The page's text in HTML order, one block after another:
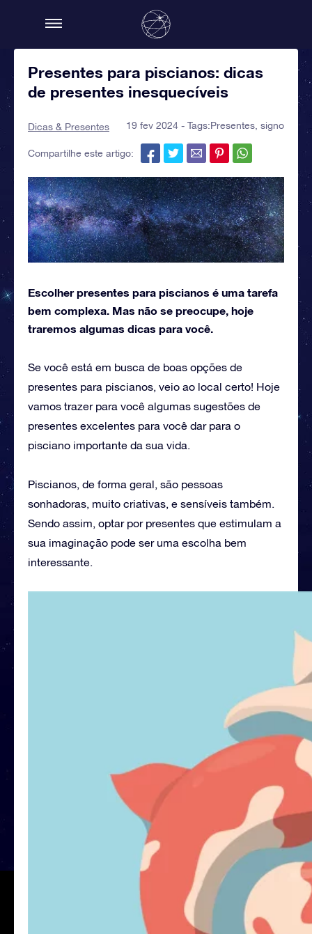
Presentes para piscianos: dicas
de presentes inesquecíveis
Dicas & Presentes 19 fev 2024 - Tags:Presentes signo
Compartilhe este artigo:
Escolher presentes para piscianos é uma tarefa
bem complexa. Mas não se preocupe, hoje
traremos algumas dicas para você.
Se você está em busca de boas opções de
presentes para piscianos, veio ao local certo! Hoje
vamos trazer para você algumas sugestões de
presentes excelentes para você dar para o
pisciano importante da sua vida.
Piscianos, de forma geral, são pessoas
sonhadoras, muito criativas, e sensíveis também.
Sendo assim, optar por presentes que estimulam a
sua imaginação pode ser uma escolha bem
interessante.